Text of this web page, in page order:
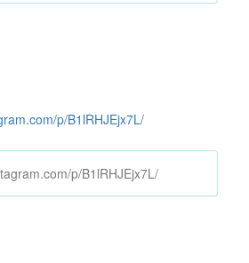
p/B1lRHJEjx7L/
p/B1lRHJEjx7L/